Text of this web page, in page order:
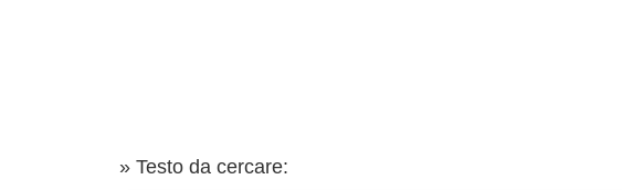
» Testo da cercare: